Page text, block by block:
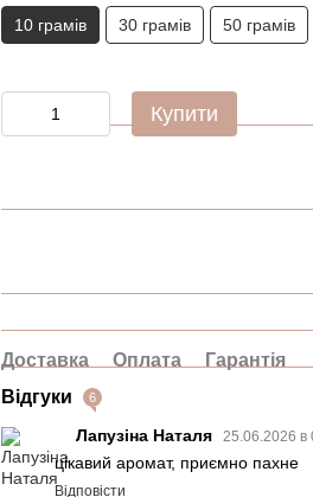
10 грамів 30 грамів 50 грамів
Купити
Доставка Оплата
Гарантія
Відгуки
6
Лапузіна Наталя 25.06.2026 в
цікавий аромат, приємно пахне
Відповісти